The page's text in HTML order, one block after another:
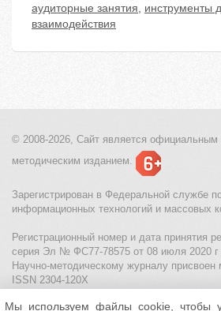
аудиторные занятия, инструменты
взаимодействия
© 2008-2026, Сайт является официальным
методическим изданием.
Зарегистрирован в Федеральной службе
информационных технологий и массовых
Регистрационный номер и дата принятия
серия Эл № ФС77-78575 от 08 июля 2020 г
Научно-методическому журналу
ISSN 2304-120X
МЦИТО|Школьные олимпиады и онлайн
Мы используем файлы cookie, чтобы